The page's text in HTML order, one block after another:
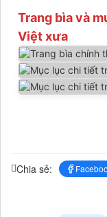
Trang bìa và
Việt xưa
Chia sẻ: